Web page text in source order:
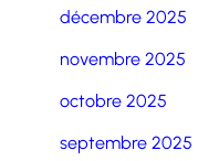
décembre 2025
novembre 2025
octobre 2025
septembre 2025